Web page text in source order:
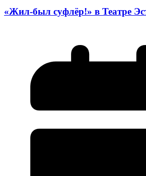
«Жил-был суфлёр!» в Театре